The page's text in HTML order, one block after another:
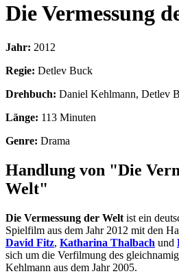
Die Vermessung
Jahr: 2012
Regie: Detlev Buck
Drehbuch: Daniel Kehlmann, Detlev
Länge: 113 Minuten
Genre: Drama
Handlung von "Die
Welt"
Die Vermessung der Welt ist ein
Spielfilm aus dem Jahr 2012 mit den
David Fitz, Katharina Thalbach und
sich um die Verfilmung des
Kehlmann aus dem Jahr 2005.